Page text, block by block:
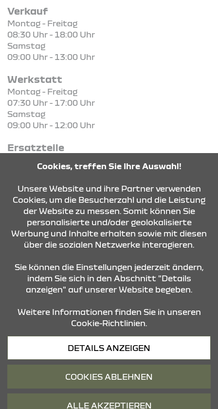
Verkauf
Montag - Freitag
08:30 Uhr - 18:00 Uhr
Samstag
09:00 Uhr - 13:00 Uhr
Werkstatt
Montag - Freitag
07:30 Uhr - 17:00 Uhr
Samstag
09:00 Uhr - 12:00 Uhr
Ersatzteile
07:30 Uhr - 17:00 Uhr
KONTAKT & ANFAHRT
Cookies, treffen Sie Ihre Auswahl!
Unsere Website und ihre Partner verwenden
Cookies, um die Besucherzahl und die Leistung
der Website zu messen. Somit können Sie
personalisierte und/oder geolokalisierte
Werbung und Inhalte erhalten sowie mit diesen
über die sozialen Netzwerke interagieren.
Sie können die Einstellungen jederzeit ändern,
indem Sie sich in den Abschnitt "Details
anzeigen" auf unserer Website begeben.
Weitere Informationen finden Sie in unseren
Cookie-Richtlinien.
DETAILS ANZEIGEN
COOKIES ABLEHNEN
ALLE AKZEPTIEREN